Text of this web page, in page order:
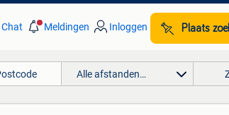
Chat Meldingen Inloggen Plaats
Alle afstanden…